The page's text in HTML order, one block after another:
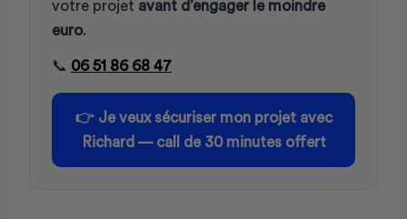
votre projet avant d’engager le moindre
euro.
📞 06 51 86 68 47
👉 Je veux sécuriser mon projet avec
Richard — call de 30 minutes offert